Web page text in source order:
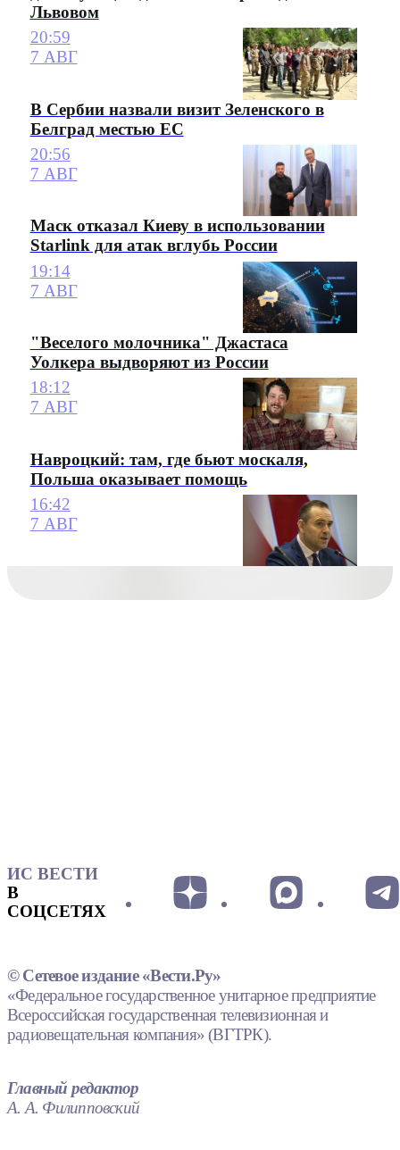
Львовом
20:59
7 АВГ
В Сербии назвали визит Зеленского в
Белград местью ЕС
20:56
7 АВГ
Маск отказал Киеву в использовании
Starlink для атак вглубь России
19:14
7 АВГ
"Веселого молочника" Джастаса
Уолкера выдворяют из России
18:12
7 АВГ
Навроцкий: там, где бьют москаля,
Польша оказывает помощь
16:42
7 АВГ
ИС ВЕСТИ
В
СОЦСЕТЯХ
© Сетевое издание «Вести.Ру»
«Федеральное государственное унитарное предприятие
Всероссийская государственная телевизионная и
радиовещательная компания» (ВГТРК).
Главный редактор
А. А. Филипповский